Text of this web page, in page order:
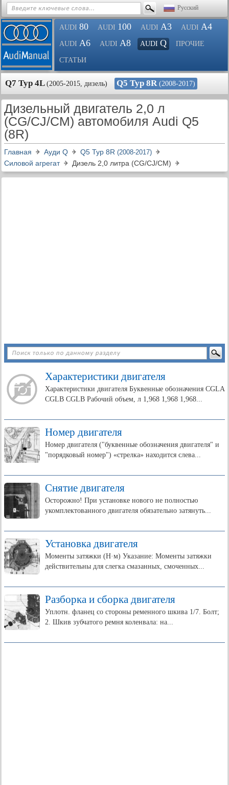
Русский
AUDI 80 AUDI 100 AUDI A3 AUDI A4
AUDI A6 AUDI A8 AUDI Q ПРОЧИЕ
СТАТЬИ
Q7 Typ 4L (2005-2015, дизель) Q5 Typ 8R (2008-2017)
Дизельный двигатель 2,0 л
(CG/CJ/CM) автомобиля Audi Q5
(8R)
Главная Ауди Q Q5 Typ 8R (2008-2017)
Силовой агрегат Дизель 2,0 литра (CG/CJ/CM)
Характеристики двигателя
Характеристики двигателя Буквенные обозначения CGLA
CGLB CGLB Рабочий объем, л 1,968 1,968 1,968...
Номер двигателя
Номер двигателя ("буквенные обозначения двигателя" и
"порядковый номер") «стрелка» находится слева...
Снятие двигателя
Осторожно! При установке нового не полностью
укомплектованного двигателя обязательно затянуть...
Установка двигателя
Моменты затяжки (Н·м) Указание: Моменты затяжки
действительны для слегка смазанных, смоченных...
Разборка и сборка двигателя
Уплотн. фланец со стороны ременного шкива 1/7. Болт;
2. Шкив зубчатого ремня коленвала: на...